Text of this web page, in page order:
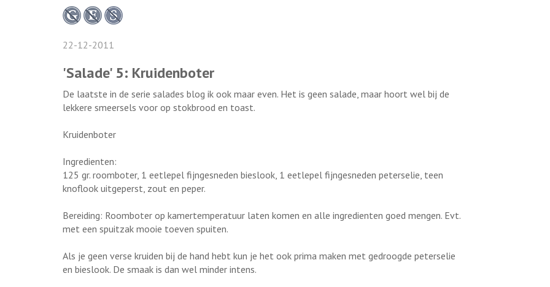
22-12-2011
'Salade' 5: Kruidenboter
De laatste in de serie salades blog ik ook maar even. Het is geen salade, maar hoort wel bij de
lekkere smeersels voor op stokbrood en toast.
Kruidenboter
Ingredienten:
125 gr. roomboter, 1 eetlepel fijngesneden bieslook, 1 eetlepel fijngesneden peterselie, teen
knoflook uitgeperst, zout en peper.
Bereiding: Roomboter op kamertemperatuur laten komen en alle ingredienten goed mengen. Evt.
met een spuitzak mooie toeven spuiten.
Als je geen verse kruiden bij de hand hebt kun je het ook prima maken met gedroogde peterselie
en bieslook. De smaak is dan wel minder intens.